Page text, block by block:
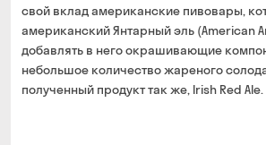
свой вклад американские пивовары,
американский Янтарный эль (American
добавлять в него окрашивающие
небольшое количество жареного
полученный продукт так же, Irish Red Ale.